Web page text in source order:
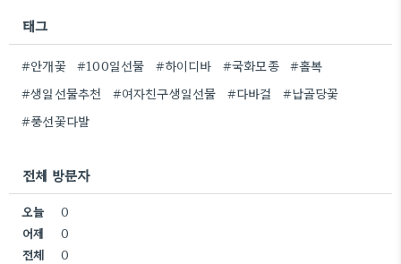
태그
#안개꽃 #100일선물 #하이디바 #국화모종
#홀복
#생일선물추천
#여자친구생일선물 #다바걸
#납골당꽃
#풍선꽃다발
전체 방문자
오늘
0
어제
0
전체
0